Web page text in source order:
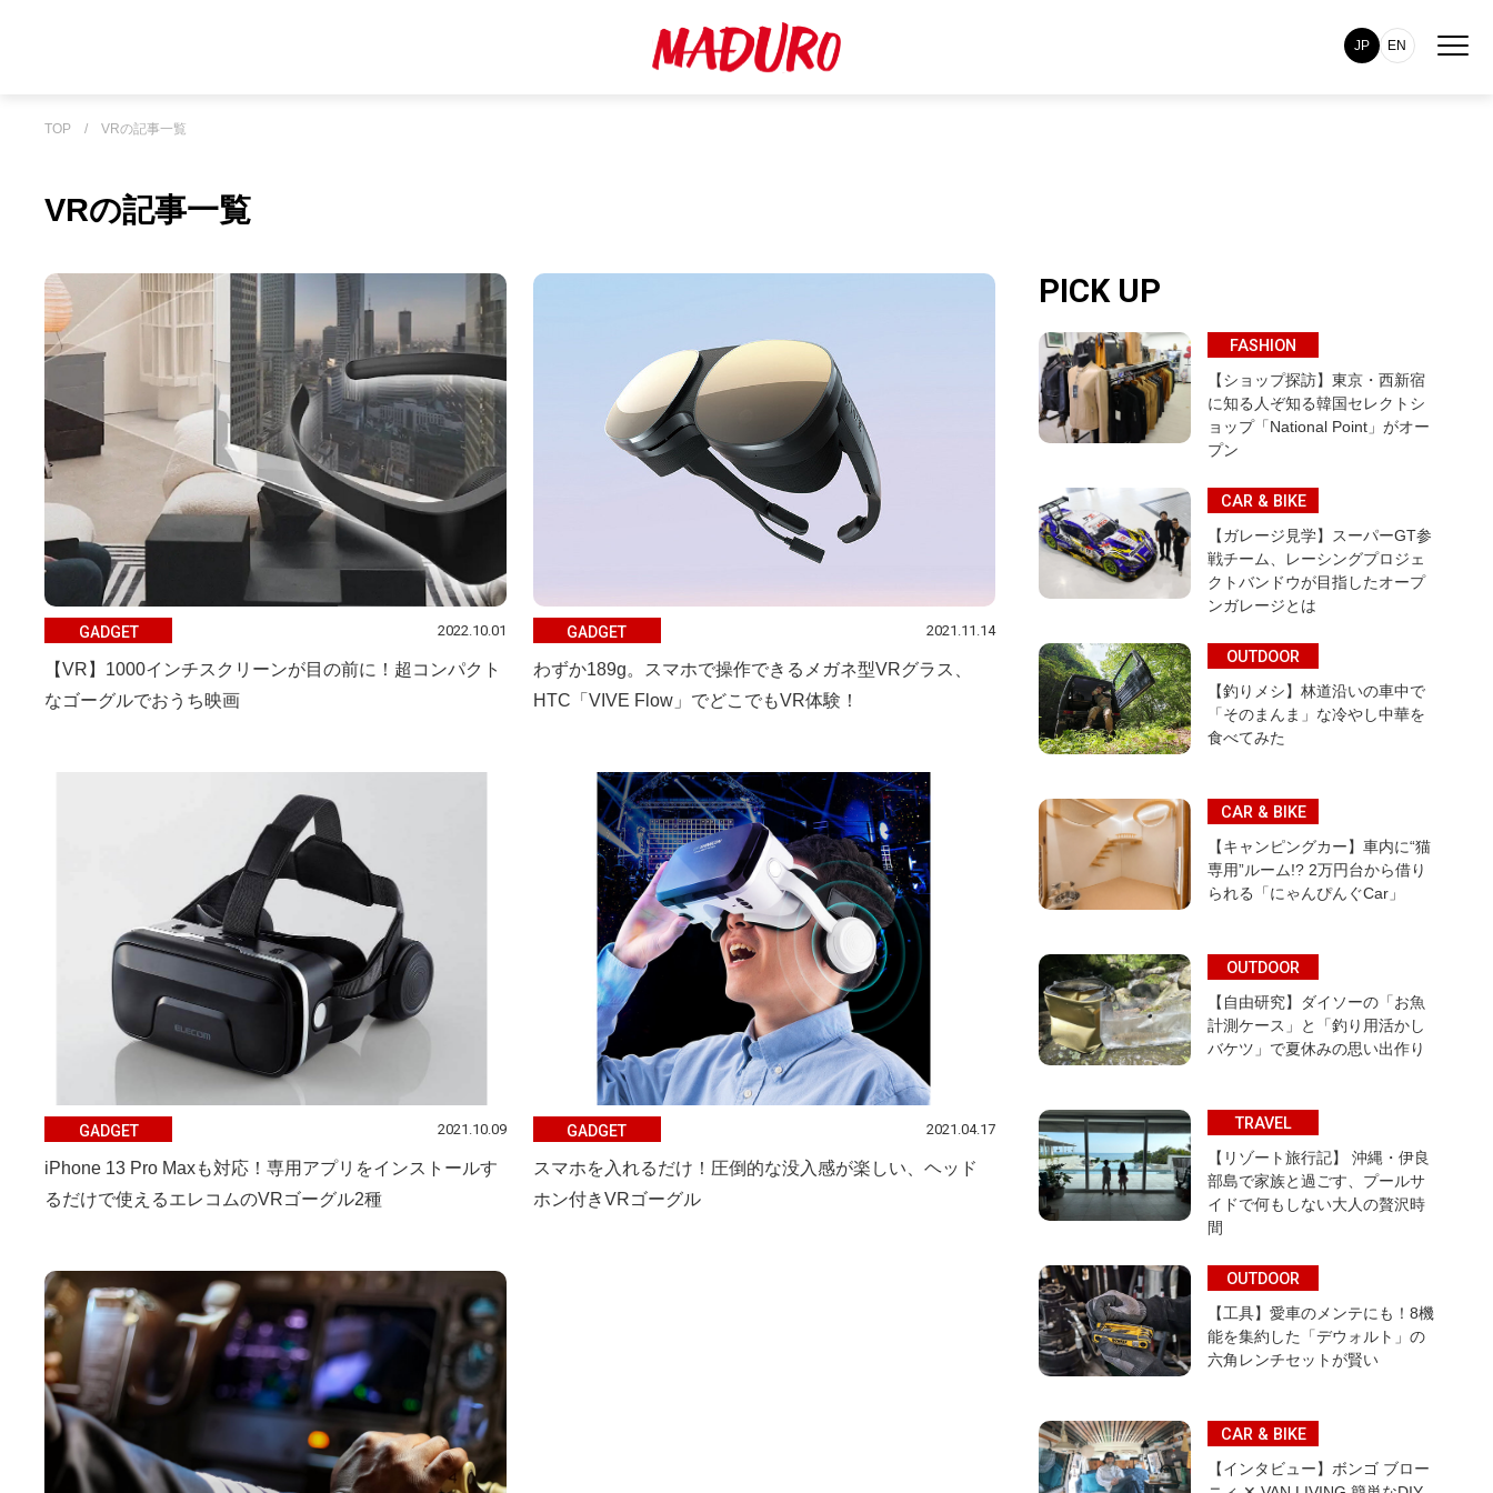
JP EN
TOP / VRの記事一覧
VRの記事一覧
GADGET 2022.10.01
【VR】1000インチスクリーンが目の前に！超コンパクト
なゴーグルでおうち映画
GADGET 2021.11.14
わずか189g。スマホで操作できるメガネ型VRグラス、
HTC「VIVE Flow」でどこでもVR体験！
GADGET 2021.10.09
iPhone 13 Pro Maxも対応！専用アプリをインストールす
るだけで使えるエレコムのVRゴーグル2種
GADGET 2021.04.17
スマホを入れるだけ！圧倒的な没入感が楽しい、ヘッド
ホン付きVRゴーグル
PICK UP
FASHION
【ショップ探訪】東京・西新宿
に知る人ぞ知る韓国セレクトシ
ョップ「National Point」がオー
プン
CAR & BIKE
【ガレージ見学】スーパーGT参
戦チーム、レーシングプロジェ
クトバンドウが目指したオープ
ンガレージとは
OUTDOOR
【釣りメシ】林道沿いの車中で
「そのまんま」な冷やし中華を
食べてみた
CAR & BIKE
【キャンピングカー】車内に“猫
専用”ルーム!? 2万円台から借り
られる「にゃんぴんぐCar」
OUTDOOR
【自由研究】ダイソーの「お魚
計測ケース」と「釣り用活かし
バケツ」で夏休みの思い出作り
TRAVEL
【リゾート旅行記】 沖縄・伊良
部島で家族と過ごす、プールサ
イドで何もしない大人の贅沢時
間
OUTDOOR
【工具】愛車のメンテにも！8機
能を集約した「デウォルト」の
六角レンチセットが賢い
CAR & BIKE
【インタビュー】ボンゴ ブロー